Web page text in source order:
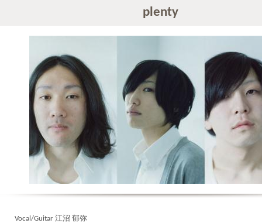
plenty
Vocal/Guitar 江沼 郁弥